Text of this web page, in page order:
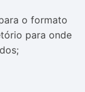
o formato
para onde